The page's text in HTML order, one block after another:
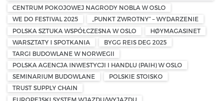
CENTRUM POKOJOWEJ NAGRODY NOBLA W OSLO
WE DO FESTIVAL 2025
„PUNKT ZWROTNY” – WYDARZENIE
POLSKA SZTUKA WSPÓŁCZESNA W OSLO
HØYMAGASINET
WARSZTATY I SPOTKANIA
BYGG REIS DEG 2025
TARGI BUDOWLANE W NORWEGII
POLSKA AGENCJA INWESTYCJI I HANDLU (PAIH) W OSLO
SEMINARIUM BUDOWLANE
POLSKIE STOISKO
TRUST SUPPLY CHAIN
EUROPEJSKI SYSTEM WJAZDU/WYJAZDU